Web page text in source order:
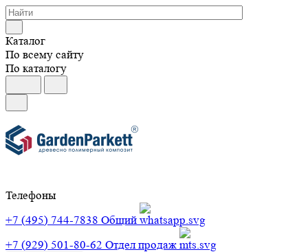
Каталог
По всему сайту
По каталогу
Телефоны
+7 (495) 744-7838 Общий
+7 (929) 501-80-62 Отдел продаж